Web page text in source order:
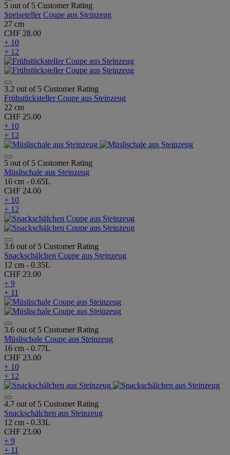
5 out of 5 Customer Rating
Speiseteller Coupe aus Steinzeug
27 cm
CHF 28.00
+ 10
+ 12
3.2 out of 5 Customer Rating
Frühstücksteller Coupe aus Steinzeug
22 cm
CHF 25.00
+ 10
+ 12
5 out of 5 Customer Rating
Müslischale aus Steinzeug
16 cm - 0.65L
CHF 24.00
+ 10
+ 12
3.6 out of 5 Customer Rating
Snackschälchen Coupe aus Steinzeug
12 cm - 0.35L
CHF 23.00
+ 9
+ 11
3.6 out of 5 Customer Rating
Müslischale Coupe aus Steinzeug
16 cm - 0.77L
CHF 23.00
+ 10
+ 12
4.7 out of 5 Customer Rating
Snackschälchen aus Steinzeug
12 cm - 0.33L
CHF 23.00
+ 9
+ 11